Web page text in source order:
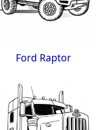
Ford Raptor